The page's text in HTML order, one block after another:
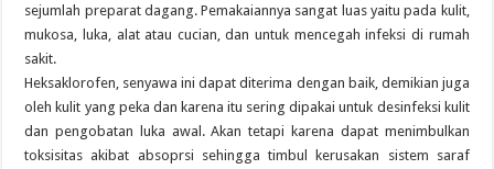
sejumlah preparat dagang. Pemakaiannya sangat luas yaitu pada kulit,
mukosa, luka, alat atau cucian, dan untuk mencegah infeksi di rumah
sakit.
Heksaklorofen, senyawa ini dapat diterima dengan baik, demikian juga
oleh kulit yang peka dan karena itu sering dipakai untuk desinfeksi kulit
dan pengobatan luka awal. Akan tetapi karena dapat menimbulkan
toksisitas akibat absoprsi sehingga timbul kerusakan sistem saraf